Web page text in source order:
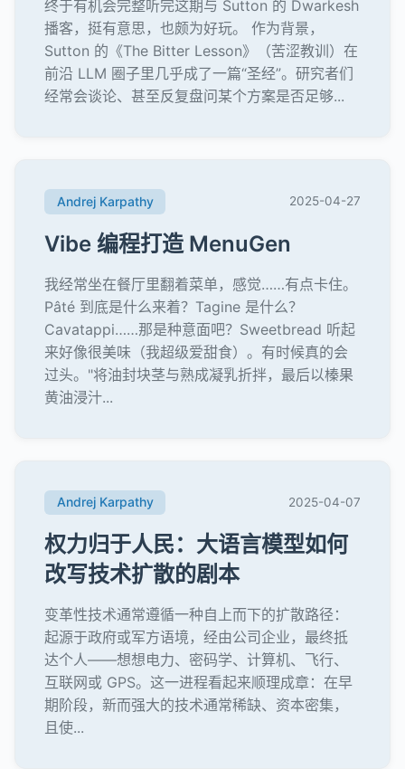
终于有机会完整听完这期与 Sutton 的 Dwarkesh
播客，挺有意思，也颇为好玩。 作为背景，
Sutton 的《The Bitter Lesson》（苦涩教训）在
前沿 LLM 圈子里几乎成了一篇“圣经”。研究者们
经常会谈论、甚至反复盘问某个方案是否足够...
Andrej Karpathy 2025-04-27
Vibe 编程打造 MenuGen
我经常坐在餐厅里翻着菜单，感觉……有点卡住。
Pâté 到底是什么来着？Tagine 是什么？
Cavatappi……那是种意面吧？Sweetbread 听起
来好像很美味（我超级爱甜食）。有时候真的会
过头。"将油封块茎与熟成凝乳折拌，最后以榛果
黄油浸汁...
Andrej Karpathy 2025-04-07
权力归于人民：大语言模型如何
改写技术扩散的剧本
变革性技术通常遵循一种自上而下的扩散路径：
起源于政府或军方语境，经由公司企业，最终抵
达个人——想想电力、密码学、计算机、飞行、
互联网或 GPS。这一进程看起来顺理成章：在早
期阶段，新而强大的技术通常稀缺、资本密集，
且使...